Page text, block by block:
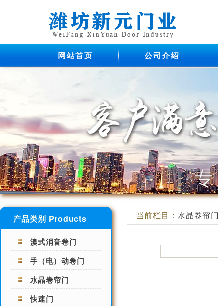
网站首页 公司介绍
产品类别 Products
澳式消音卷门
手（电）动卷门
水晶卷帘门
快速门
当前栏目： 水晶卷帘